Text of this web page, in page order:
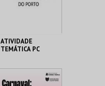
COMPRAR
ATIVIDADE
TEMÁTICA PC
MHNC-UP - POLO
CENTRAL